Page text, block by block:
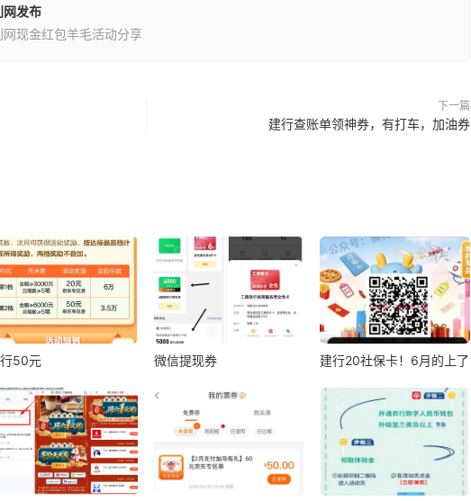
网发布
网现金红包羊毛活动分享
下一篇
建行查账单领神券，有打车，加油券
50元 微信提现券 建行20社保卡！6月的上了